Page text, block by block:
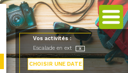
Vos activités :
Escalade en ext
CHOISIR UNE DATE